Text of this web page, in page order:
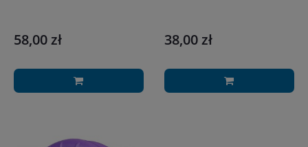
58,00 zł 38,00 zł